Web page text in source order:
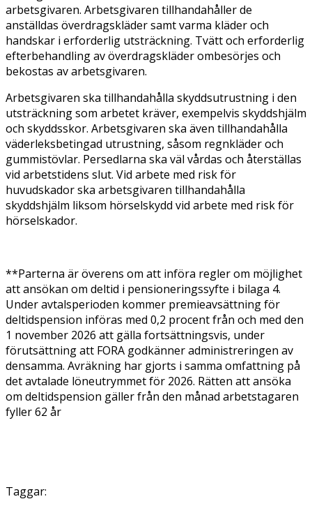
arbetsgivaren. Arbetsgivaren tillhandahåller de
anställdas överdragskläder samt varma kläder och
handskar i erforderlig utsträckning. Tvätt och erforderlig
efterbehandling av överdragskläder ombesörjes och
bekostas av arbetsgivaren.
Arbetsgivaren ska tillhandahålla skyddsutrustning i den
utsträckning som arbetet kräver, exempelvis skyddshjälm
och skyddsskor. Arbetsgivaren ska även tillhandahålla
väderleksbetingad utrustning, såsom regnkläder och
gummistövlar. Persedlarna ska väl vårdas och återställas
vid arbetstidens slut. Vid arbete med risk för
huvudskador ska arbetsgivaren tillhandahålla
skyddshjälm liksom hörselskydd vid arbete med risk för
hörselskador.
**Parterna är överens om att införa regler om möjlighet
att ansökan om deltid i pensioneringssyfte i bilaga 4.
Under avtalsperioden kommer premieavsättning för
deltidspension införas med 0,2 procent från och med den
1 november 2026 att gälla fortsättningsvis, under
förutsättning att FORA godkänner administreringen av
densamma. Avräkning har gjorts i samma omfattning på
det avtalade löneutrymmet för 2026. Rätten att ansöka
om deltidspension gäller från den månad arbetstagaren
fyller 62 år
Taggar: